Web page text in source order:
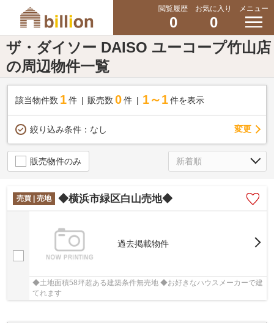
閲覧履歴
0
お気に入り
0
メニュー
ザ・ダイソー DAISO ユーコープ竹山店
の周辺物件一覧
該当物件数 1件 販売数 0 件 1～1 件を表示
絞り込み条件： なし 変更
販売物件のみ
売買 | 売地 ◆横浜市緑区白山売地◆
過去掲載物件
◆土地面積58坪超ある建築条件無売地 ◆お好きなハウスメーカーで建
てれます